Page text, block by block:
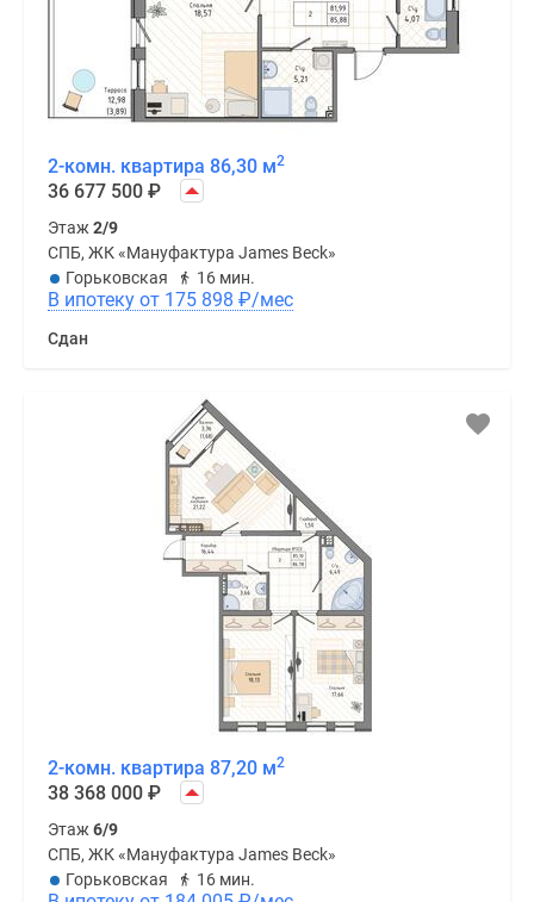
2-комн. квартира 86,30 м2
36 677 500 ₽
Этаж2/9
СПБ, ЖК «Мануфактура James Beck»
Горьковская
16 мин.
В ипотеку от 175 898 ₽/мес
Сдан
2-комн. квартира 87,20 м2
38 368 000 ₽
Этаж6/9
СПБ, ЖК «Мануфактура James Beck»
Горьковская
16 мин.